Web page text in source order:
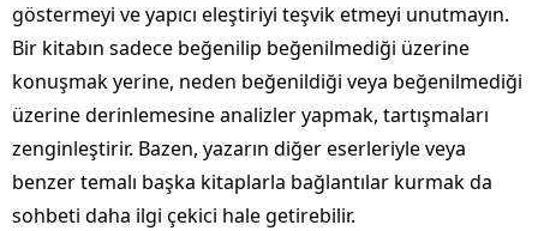
göstermeyi ve yapıcı eleştiriyi teşvik etmeyi unutmayın.
Bir kitabın sadece beğenilip beğenilmediği üzerine
konuşmak yerine, neden beğenildiği veya beğenilmediği
üzerine derinlemesine analizler yapmak, tartışmaları
zenginleştirir. Bazen, yazarın diğer eserleriyle veya
benzer temalı başka kitaplarla bağlantılar kurmak da
sohbeti daha ilgi çekici hale getirebilir.